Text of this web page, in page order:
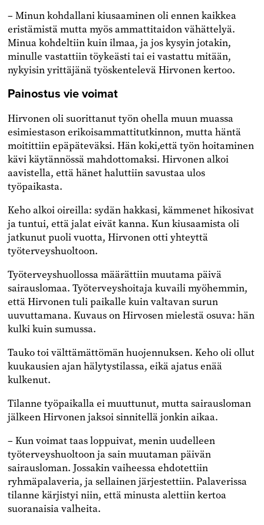
– Minun kohdallani kiusaaminen oli ennen kaikkea
eristämistä mutta myös ammattitaidon vähättelyä.
Minua kohdeltiin kuin ilmaa, ja jos kysyin jotakin,
minulle vastattiin töykeästi tai ei vastattu mitään,
nykyisin yrittäjänä työskentelevä Hirvonen kertoo.
Painostus vie voimat
Hirvonen oli suorittanut työn ohella muun muassa
esimiestason erikoisammattitutkinnon, mutta häntä
moitittiin epäpäteväksi. Hän koki,että työn hoitaminen
kävi käytännössä mahdottomaksi. Hirvonen alkoi
aavistella, että hänet haluttiin savustaa ulos
työpaikasta.
Keho alkoi oireilla: sydän hakkasi, kämmenet hikosivat
ja tuntui, että jalat eivät kanna. Kun kiusaamista oli
jatkunut puoli vuotta, Hirvonen otti yhteyttä
työterveyshuoltoon.
Työterveyshuollossa määrättiin muutama päivä
sairauslomaa. Työterveyshoitaja kuvaili myöhemmin,
että Hirvonen tuli paikalle kuin valtavan surun
uuvuttamana. Kuvaus on Hirvosen mielestä osuva: hän
kulki kuin sumussa.
Tauko toi välttämättömän huojennuksen. Keho oli ollut
kuukausien ajan hälytystilassa, eikä ajatus enää
kulkenut.
Tilanne työpaikalla ei muuttunut, mutta sairausloman
jälkeen Hirvonen jaksoi sinnitellä jonkin aikaa.
– Kun voimat taas loppuivat, menin uudelleen
työterveyshuoltoon ja sain muutaman päivän
sairausloman. Jossakin vaiheessa ehdotettiin
ryhmäpalaveria, ja sellainen järjestettiin. Palaverissa
tilanne kärjistyi niin, että minusta alettiin kertoa
suoranaisia valheita.